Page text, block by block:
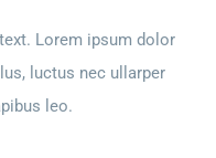
Lorem ipsum dolor
luctus nec ullarper
leo.